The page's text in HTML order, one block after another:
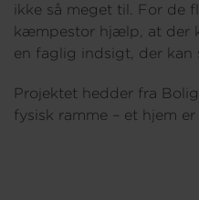
ikke så meget til. For de
kæmpestor hjælp, at der
en faglig indsigt, der kan
Projektet hedder fra
fysisk ramme – et hjem er